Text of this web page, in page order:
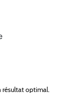
résultat optimal.